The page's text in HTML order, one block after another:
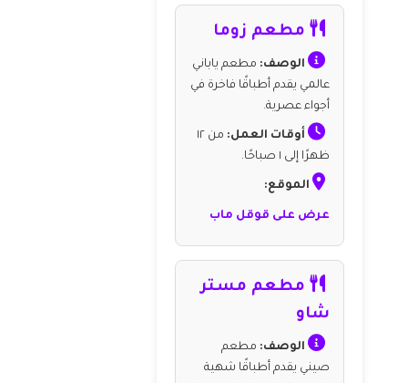
مطعم زوما
الوصف: مطعم ياباني
عالمي يقدم أطباقًا فاخرة في
أجواء عصرية.
أوقات العمل:
من ١٢
ظهرًا إلى ١ صباحًا.
الموقع:
عرض على قوقل ماب
مطعم مستر
شاو
الوصف: مطعم
صيني يقدم أطباقًا شهية